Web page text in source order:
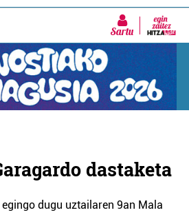
Sartu
dastaketa
dugu uztailaren 9an Mala